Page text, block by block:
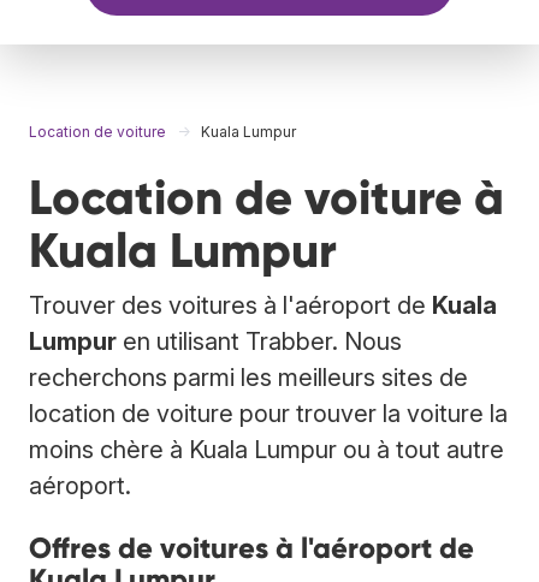
Location de voiture Kuala Lumpur
Location de voiture à
Kuala Lumpur
Trouver des voitures à l'aéroport de Kuala
Lumpur en utilisant Trabber. Nous
recherchons parmi les meilleurs sites de
location de voiture pour trouver la voiture la
moins chère à Kuala Lumpur ou à tout autre
aéroport.
Offres de voitures à l'aéroport de